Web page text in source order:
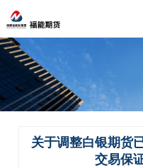
关于调整白银期货
交易保